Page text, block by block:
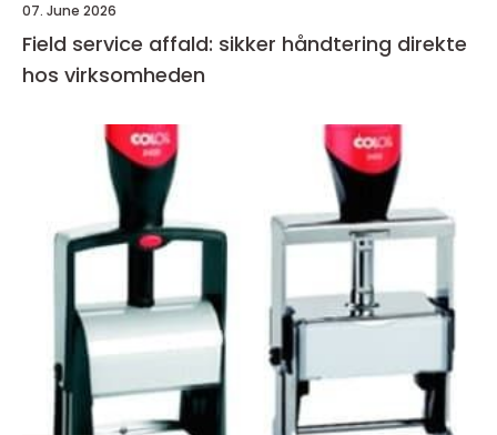
07. June 2026
Field service affald: sikker håndtering direkte
hos virksomheden